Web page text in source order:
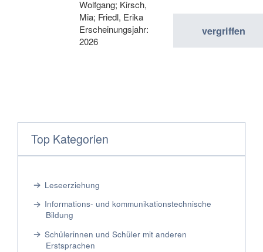
Wolfgang; Kirsch,
Mia; Friedl, Erika
Erscheinungsjahr:
2026
vergriffen
Top Kategorien
Leseerziehung
Informations- und kommunikationstechnische
Bildung
Schülerinnen und Schüler mit anderen
Erstsprachen